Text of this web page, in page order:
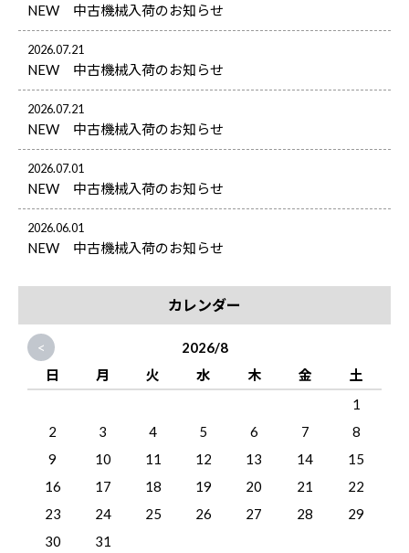
NEW 中古機械入荷のお知らせ
2026.07.21
NEW 中古機械入荷のお知らせ
2026.07.21
NEW 中古機械入荷のお知らせ
2026.07.01
NEW 中古機械入荷のお知らせ
2026.06.01
NEW 中古機械入荷のお知らせ
カレンダー
<
2026/8
日
月 火 水 木 金
土
1
2
3 4 5 6 7
8
9
10 11 12 13 14
15
16
17 18 19 20 21
22
23
24 25 26 27 28
29
30
31